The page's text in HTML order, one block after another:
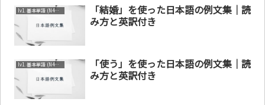
lv1. 基本単語 (N4～N5)
「結婚」を使った日本語の例文集｜読
み方と英訳付き
lv1. 基本単語 (N4～N5)
「使う」を使った日本語の例文集｜読
み方と英訳付き